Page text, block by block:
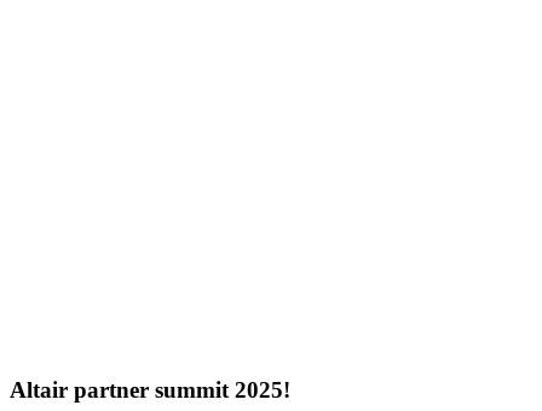
Altair partner summit 2025!